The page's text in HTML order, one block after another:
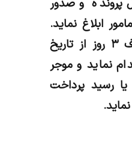
و صدور
ابلاغ نماید.
مستاجر موظف است ظرف ۳ روز از تاریخ
نماید و موجر
رسید پرداخت